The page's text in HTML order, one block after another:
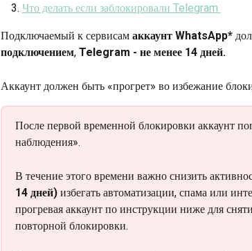
Что делать если заблокировали Telegram
Подключаемый к сервисам аккаунт WhatsApp*
подключением, Telegram - не менее 14 дней.
Аккаунт должен быть «прогрет» во избежание
После первой временной блокировки аккаунт
наблюдения».
В течение этого времени важно снизить
14 дней) избегать автоматизации, спама или
прогревая аккаунт по инструкции ниже для
повторной блокировки.